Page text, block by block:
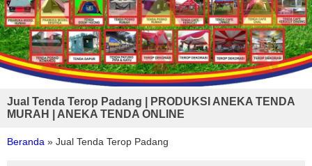
Jual Tenda Terop Padang | PRODUKSI ANEKA TENDA
MURAH | ANEKA TENDA ONLINE
Beranda » Jual Tenda Terop Padang